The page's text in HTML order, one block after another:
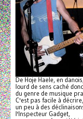
De Hoje Haele, en
lourd de sens caché
du genre de musique
C'est pas facile à
un peu à des
l'Inspecteur Gadget,